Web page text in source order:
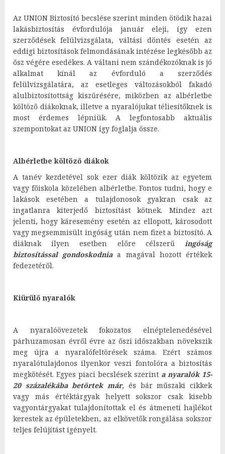
Az UNION Biztosító becslése szerint minden ötödik hazai
lakásbiztosítás évfordulója január eleji, így ezen
szerződések felülvizsgálata, váltási döntés esetén az
eddigi biztosítások felmondásának intézése legkésőbb az
ősz végére esedékes. A váltani nem szándékozóknak is jó
alkalmat kínál az évforduló a szerződés
felülvizsgálatára, az esetleges változásokból fakadó
alulbiztosítottság kiszűrésére, miközben az albérletbe
költöző diákoknak, illetve a nyaralójukat téliesítőknek is
most érdemes lépniük. A legfontosabb aktuális
szempontokat az UNION így foglalja össze.
Albérletbe költöző diákok
A tanév kezdetével sok ezer diák költözik az egyetem
vagy főiskola közelében albérletbe. Fontos tudni, hogy e
lakások esetében a tulajdonosok gyakran csak az
ingatlanra kiterjedő biztosítást kötnek. Mindez azt
jelenti, hogy káresemény esetén az ellopott, károsodott
vagy megsemmisült ingóság után nem fizet a biztosító. A
diáknak ilyen esetben előre célszerű ingóság
biztosítással gondoskodniaa magával hozott értékek
fedezetéről.
Kiürülő nyaralók
A nyaralóövezetek fokozatos elnéptelenedésével
párhuzamosan évről évre az őszi időszakban növekszik
meg újra a nyaralófeltörések száma. Ezért számos
nyaralótulajdonos ilyenkor veszi fontolóra a biztosítás
megkötését. Egyes piaci becslések szerint a nyaralók 15-
20 százalékába betörtek már, és bár műszaki cikkek
vagy más értéktárgyak helyett sokszor csak kisebb
vagyontárgyakat tulajdonítottak el és átmeneti hajlékot
kerestek az épületekben, az elkövetők rongálása sokszor
teljes felújítást igényelt.